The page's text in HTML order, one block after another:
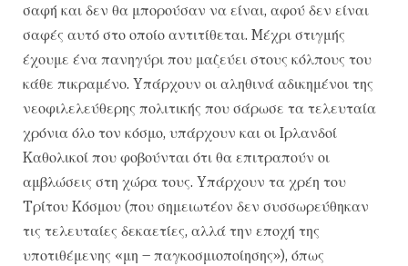
σαφή και δεν θα μπορούσαν να είναι, αφού δεν είναι
σαφές αυτό στο οποίο αντιτίθεται. Mέχρι στιγμής
έχουμε ένα πανηγύρι που μαζεύει στους κόλπους του
κάθε πικραμένο. Yπάρχουν οι αληθινά αδικημένοι της
νεοφιλελεύθερης πολιτικής που σάρωσε τα τελευταία
χρόνια όλο τον κόσμο, υπάρχουν και οι Iρλανδοί
Kαθολικοί που φοβούνται ότι θα επιτραπούν οι
αμβλώσεις στη χώρα τους. Yπάρχουν τα χρέη του
Tρίτου Kόσμου (που σημειωτέον δεν συσσωρεύθηκαν
τις τελευταίες δεκαετίες, αλλά την εποχή της
υποτιθέμενης «μη – παγκοσμιοποίησης»), όπως